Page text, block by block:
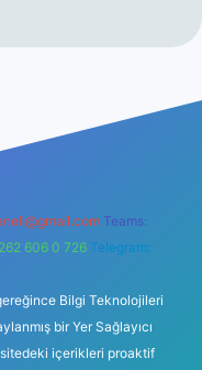
Teams:
606 0 726 Telegram:
Bilgi Teknolojileri
bir Yer Sağlayıcı
içerikleri proaktif